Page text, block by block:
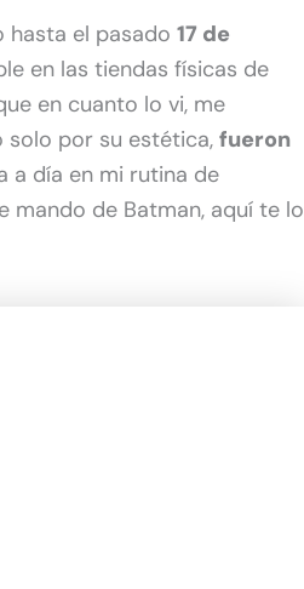
hasta el pasado 17 de
en las tiendas físicas de
en cuanto lo vi, me
solo por su estética, fueron
a día en mi rutina de
mando de Batman, aquí te lo